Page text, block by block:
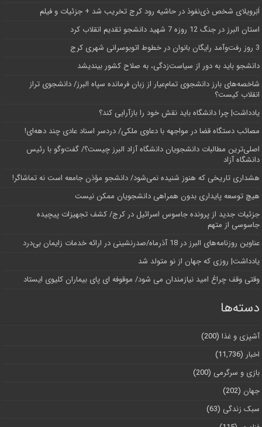
اَبَر‌ویلای شخص ذی‌نفوذ در حاشیه‌ رود کرج تخریب شد + جزئیات و فیلم
استان البرز در جنگ 12 روزه 7 شهید دانشجو تقدیم انقلاب کرد
3 روز رفت‌وآمد رایگان بانوان در خطوط اتوبوسرانی شهری کرج
دانشجو باید به دور از سیاست‌زدگی، به صلاح کشور بیندیشد
شاخصه‌های بارز دانشجوی تمام‌عیار از زبان فرمانده سپاه البرز/ دانشجوی تراز
انقلاب کیست؟
یادداشت| چرا دانشگاه باید نقش خود را بازآرایی کند؟
مصائب دستگاه قضا در مواجهه با دعاوی ملکی/ دردسر اسناد عادی چند‌ دهه‌ای!
اصلی‌ترین مطالبات دانشجویان دانشگاه آزاد البرز چیست؟/ گفت‌وگو با رئیس
دانشگاه آز‌اد
هشداری تاریخی که هنوز شنیده نمی‌شود/ دانشجو مؤذن جامعه است نه تماشاگر!
هیچ توسعه پایداری بدون همراهی دانشجویان ممکن نیست
جزئیات جدید از پرونده جاسوس اسرائیل در کرج/‌ کشف تجهیزات پیچیده
جاسوسی از متهم
عناوین روزنامه‌های البرز در ‌18 آذرماه/صدرنشینی در ارائه خدمات زایمان بی‌درد
یادداشت| روزی که جهان از نو متولد شد
وقتی وقف چراغ امید نیازمندان می شود/ موقوفه ای پای بیماران کلیوی ایستاد
دسته‌ها
آشپزی و غذا (200)
اخبار (11,736)
بازی و سرگرمی (200)
جهان (202)
سبک زندگی (63)